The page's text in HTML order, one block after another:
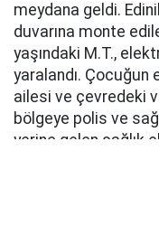
meydana geldi.
duvarına monte
yaşındaki M.T.,
yaralandı. Çocuğun
ailesi ve çevredeki
bölgeye polis ve
yerine gelen sağlık